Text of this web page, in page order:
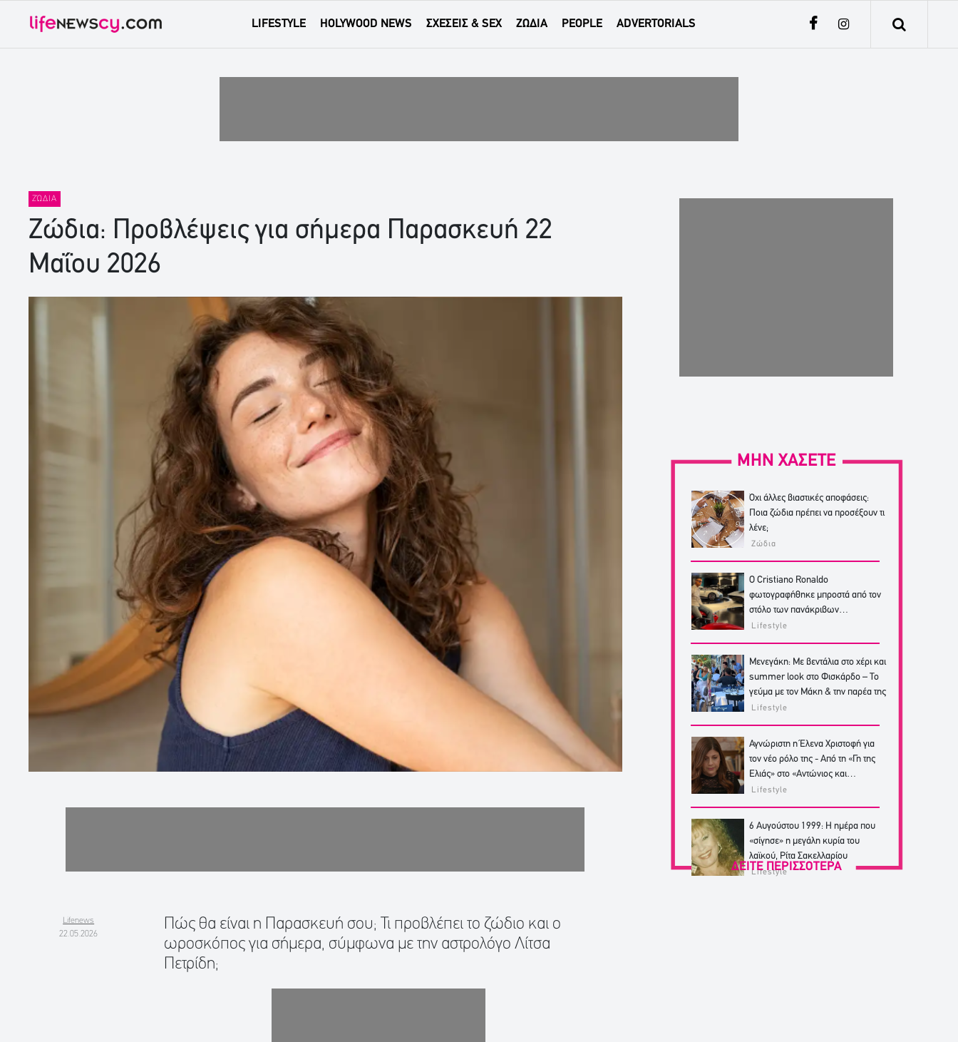
LIFESTYLE HOLYWOOD NEWS ΣΧΕΣΕΙΣ & SEX ΖΩΔΙΑ PEOPLE ADVERTORIALS
ΖΏΔΙΑ
Ζώδια: Προβλέψεις για σήμερα Παρασκευή 22
Μαΐου 2026
Lifenews
22.05.2026
Πώς θα είναι η Παρασκευή σου; Τι προβλέπει το ζώδιο και ο
ωροσκόπος για σήμερα, σύμφωνα με την αστρολόγο Λίτσα
Πετρίδη;
ΜΗΝ ΧΑΣΕΤΕ
Όχι άλλες βιαστικές αποφάσεις:
Ποια ζώδια πρέπει να προσέξουν τι
λένε;
Ζώδια
Ο Cristiano Ronaldo
φωτογραφήθηκε μπροστά από τον
στόλο των πανάκριβων
αυτοκινήτων του!
Lifestyle
Μενεγάκη: Με βεντάλια στο χέρι και
summer look στο Φισκάρδο – Το
γεύμα με τον Μάκη & την παρέα της
Lifestyle
Αγνώριστη η Έλενα Χριστοφή για
τον νέο ρόλο της - Από τη «Γη της
Ελιάς» στο «Αντώνιος και
Κλεοπάτρα»
Lifestyle
6 Αυγούστου 1999: Η ημέρα που
«σίγησε» η μεγάλη κυρία του
λαϊκού, Ρίτα Σακελλαρίου
Lifestyle
ΔΕΙΤΕ ΠΕΡΙΣΣΟΤΕΡΑ